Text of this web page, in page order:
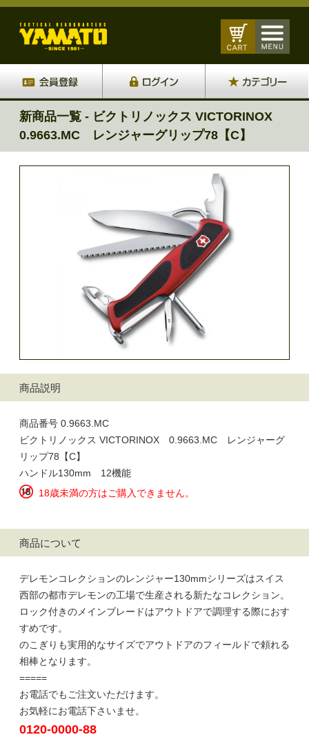
新商品一覧 - ビクトリノックス VICTORINOX
0.9663.MC レンジャーグリップ78【C】
商品説明
商品番号 0.9663.MC
ビクトリノックス VICTORINOX 0.9663.MC レンジャーグ
リップ78【C】
ハンドル130mm 12機能
18歳未満の方はご購入できません。
商品について
デレモンコレクションのレンジャー130mmシリーズはスイス
西部の都市デレモンの工場で生産される新たなコレクション。
ロック付きのメインブレードはアウトドアで調理する際におす
すめです。
のこぎりも実用的なサイズでアウトドアのフィールドで頼れる
相棒となります。
=====
お電話でもご注文いただけます。
お気軽にお電話下さいませ。
0120-0000-88